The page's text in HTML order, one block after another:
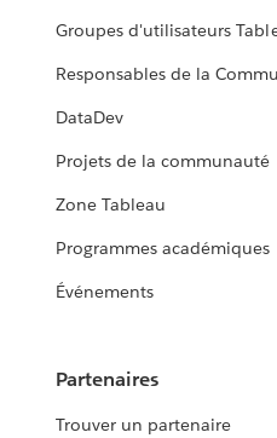
Groupes d'utilisateurs
Responsables de la
DataDev
Projets de la communauté
Zone Tableau
Programmes académiques
Événements
Partenaires
Trouver un partenaire